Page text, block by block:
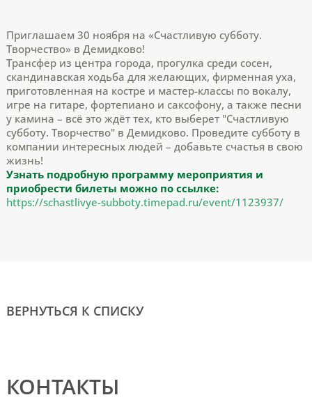
Приглашаем 30 ноября на «Счастливую субботу.
Творчество» в Демидково!
Трансфер из центра города, прогулка среди сосен,
скандинавская ходьба для желающих, фирменная уха,
приготовленная на костре и мастер-классы по вокалу,
игре на гитаре, фортепиано и саксофону, а также песни
у камина – всё это ждёт тех, кто выберет "Счастливую
субботу. Творчество" в Демидково. Проведите субботу в
компании интересных людей – добавьте счастья в свою
жизнь!
Узнать подробную программу мероприятия и
приобрести билеты можно по ссылке:
https://schastlivye-subboty.timepad.ru/event/1123937/
ВЕРНУТЬСЯ К СПИСКУ
КОНТАКТЫ